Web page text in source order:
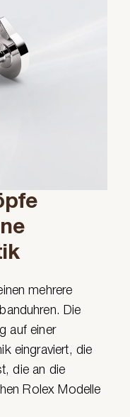
mehrere
Die
auf einer
eingraviert, die
die an die
Rolex Modelle